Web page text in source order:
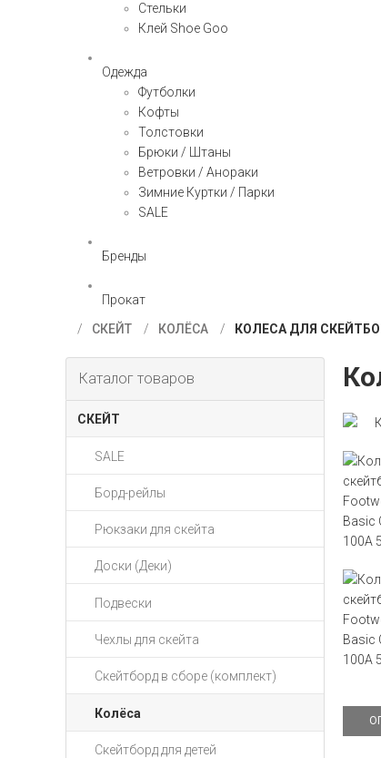
Стельки
Клей Shoe Goo
Одежда
Футболки
Кофты
Толстовки
Брюки / Штаны
Ветровки / Анораки
Зимние Куртки / Парки
SALE
Бренды
Прокат
СКЕЙТ
КОЛЁСА КОЛЕСА ДЛЯ
Каталог товаров
СКЕЙТ
SALE
Борд-рейлы
Рюкзаки для скейта
Доски (Деки)
Подвески
Чехлы для скейта
Скейтборд в сборе (комплект)
Колёса
Скейтборд для детей